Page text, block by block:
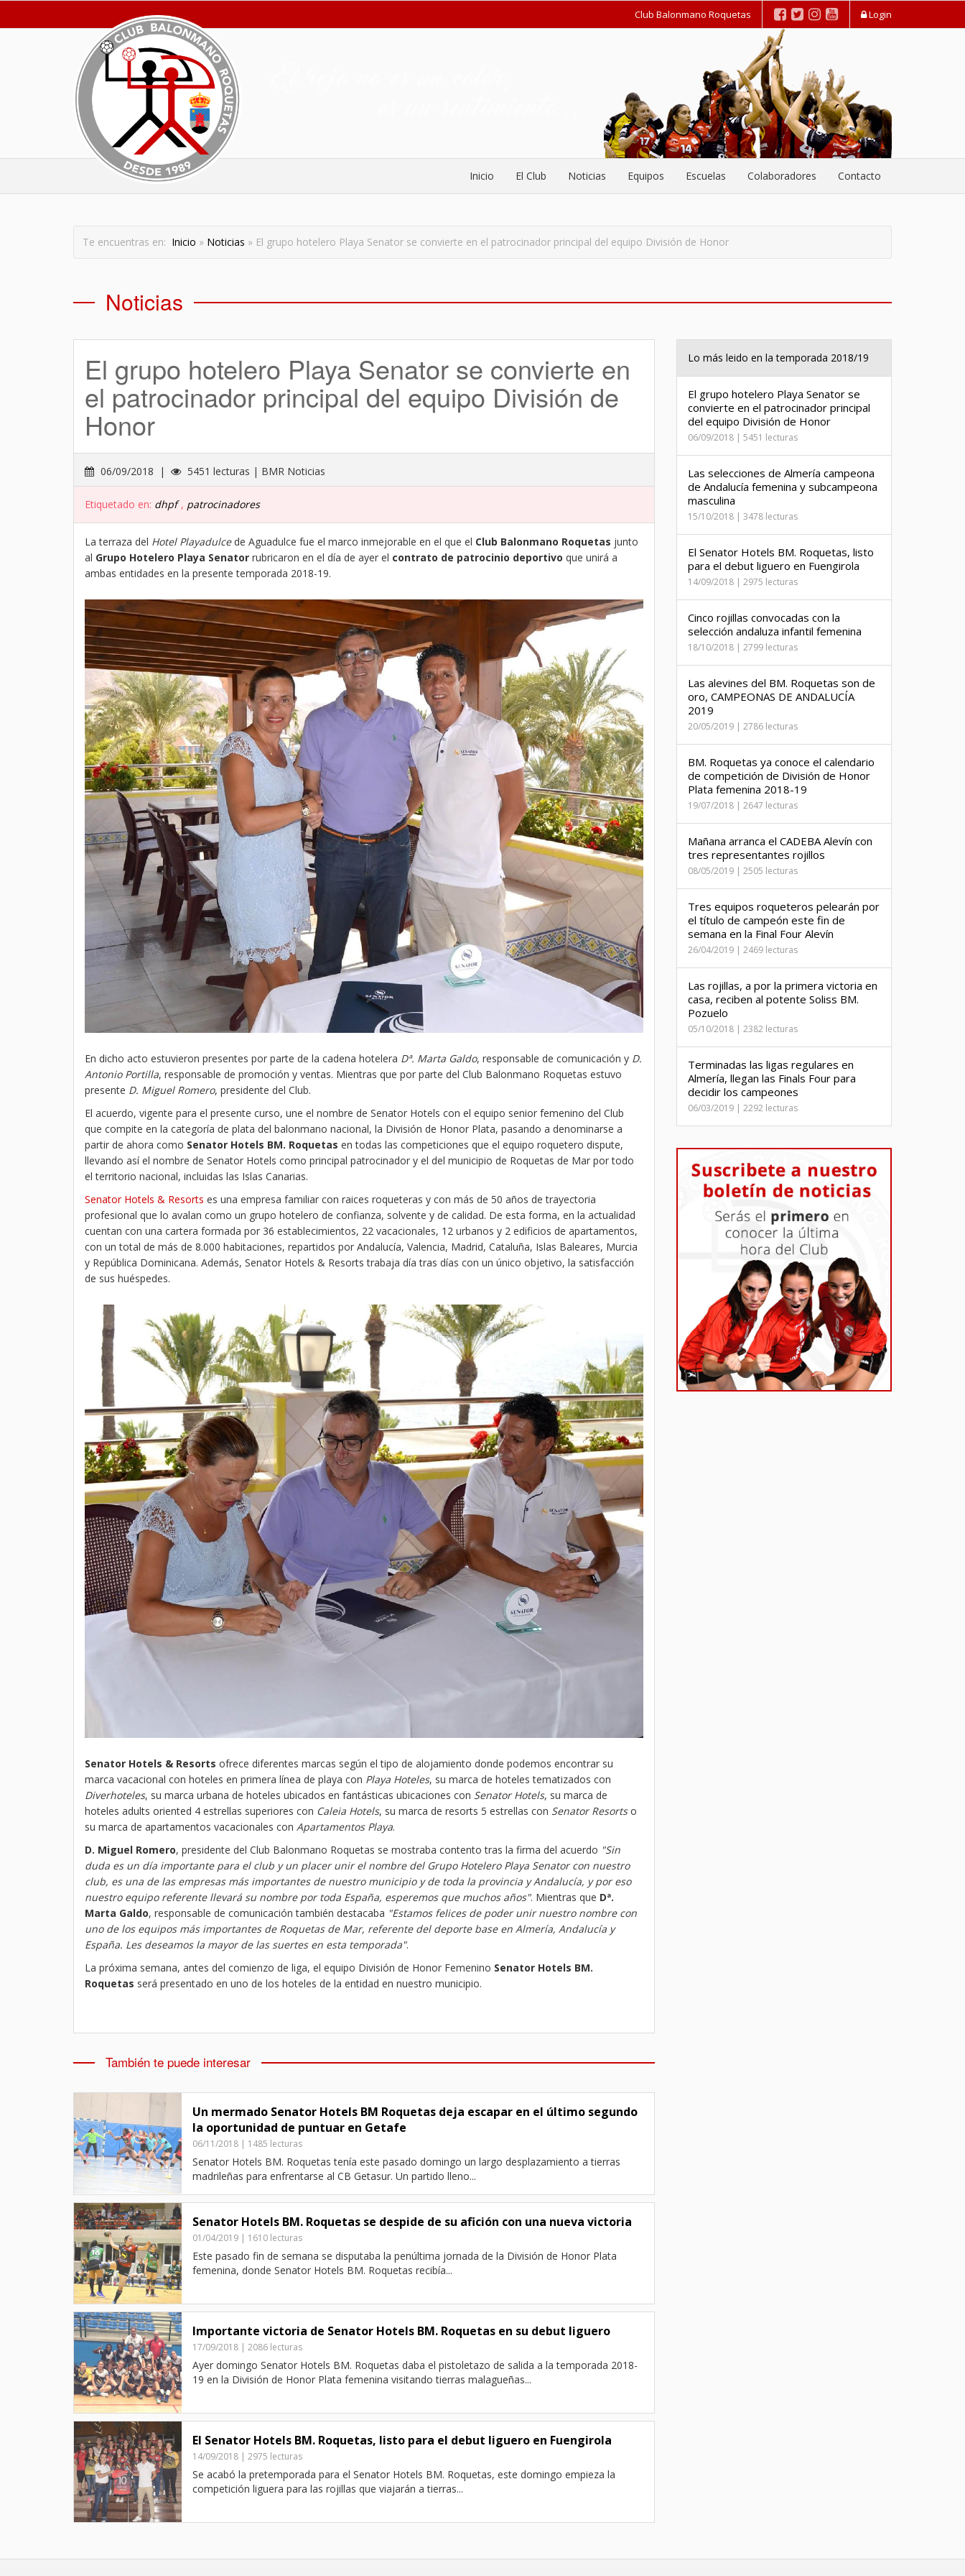
Login
Club Balonmano Roquetas
Inicio El Club Noticias Equipos Escuelas Colaboradores Contacto
Te encuentras en: Inicio » Noticias » El grupo hotelero Playa Senator se convierte en el patrocinador principal del equipo División de Honor
Noticias
El grupo hotelero Playa Senator se convierte en
el patrocinador principal del equipo División de
Honor
06/09/2018 | 5451 lecturas | BMR Noticias
Etiquetado en: dhpf , patrocinadores
La terraza del Hotel Playadulcede Aguadulce fue el marco inmejorable en el que el Club Balonmano Roquetas junto
al Grupo Hotelero Playa Senator rubricaron en el día de ayer el contrato de patrocinio deportivo que unirá a
ambas entidades en la presente temporada 2018-19.
En dicho acto estuvieron presentes por parte de la cadena hotelera Dª. Marta Galdo, responsable de comunicación y D.
Antonio Portilla, responsable de promoción y ventas. Mientras que por parte del Club Balonmano Roquetas estuvo
presente D. Miguel Romero, presidente del Club.
El acuerdo, vigente para el presente curso, une el nombre de Senator Hotels con el equipo senior femenino del Club
que compite en la categoría de plata del balonmano nacional, la División de Honor Plata, pasando a denominarse a
partir de ahora como Senator Hotels BM. Roquetas en todas las competiciones que el equipo roquetero dispute,
llevando así el nombre de Senator Hotels como principal patrocinador y el del municipio de Roquetas de Mar por todo
el territorio nacional, incluidas las Islas Canarias.
Senator Hotels & Resorts es una empresa familiar con raices roqueteras y con más de 50 años de trayectoria
profesional que lo avalan como un grupo hotelero de confianza, solvente y de calidad. De esta forma, en la actualidad
cuentan con una cartera formada por 36 establecimientos, 22 vacacionales, 12 urbanos y 2 edificios de apartamentos,
con un total de más de 8.000 habitaciones, repartidos por Andalucía, Valencia, Madrid, Cataluña, Islas Baleares, Murcia
y República Dominicana. Además, Senator Hotels & Resorts trabaja día tras días con un único objetivo, la satisfacción
de sus huéspedes.
Senator Hotels & Resorts ofrece diferentes marcas según el tipo de alojamiento donde podemos encontrar su
marca vacacional con hoteles en primera línea de playa con Playa Hoteles, su marca de hoteles tematizados con
Diverhoteles, su marca urbana de hoteles ubicados en fantásticas ubicaciones con Senator Hotels, su marca de
hoteles adults oriented 4 estrellas superiores con Caleia Hotels, su marca de resorts 5 estrellas con Senator Resortso
su marca de apartamentos vacacionales con Apartamentos Playa.
D. Miguel Romero, presidente del Club Balonmano Roquetas se mostraba contento tras la firma del acuerdo "Sin
duda es un día importante para el club y un placer unir el nombre del Grupo Hotelero Playa Senator con nuestro
club, es una de las empresas más importantes de nuestro municipio y de toda la provincia y Andalucía, y por eso
nuestro equipo referente llevará su nombre por toda España, esperemos que muchos años". Mientras que Dª.
Marta Galdo, responsable de comunicación también destacaba "Estamos felices de poder unir nuestro nombre con
uno de los equipos más importantes de Roquetas de Mar, referente del deporte base en Almería, Andalucía y
España. Les deseamos la mayor de las suertes en esta temporada".
La próxima semana, antes del comienzo de liga, el equipo División de Honor Femenino Senator Hotels BM.
Roquetas será presentado en uno de los hoteles de la entidad en nuestro municipio.
También te puede interesar
Un mermado Senator Hotels BM Roquetas deja escapar en el último segundo
la oportunidad de puntuar en Getafe
06/11/2018 | 1485 lecturas
Senator Hotels BM. Roquetas tenía este pasado domingo un largo desplazamiento a tierras
madrileñas para enfrentarse al CB Getasur. Un partido lleno...
Senator Hotels BM. Roquetas se despide de su afición con una nueva victoria
01/04/2019 | 1610 lecturas
Este pasado fin de semana se disputaba la penúltima jornada de la División de Honor Plata
femenina, donde Senator Hotels BM. Roquetas recibía...
Importante victoria de Senator Hotels BM. Roquetas en su debut liguero
17/09/2018 | 2086 lecturas
Ayer domingo Senator Hotels BM. Roquetas daba el pistoletazo de salida a la temporada 2018-
19 en la División de Honor Plata femenina visitando tierras malagueñas...
El Senator Hotels BM. Roquetas, listo para el debut liguero en Fuengirola
14/09/2018 | 2975 lecturas
Se acabó la pretemporada para el Senator Hotels BM. Roquetas, este domingo empieza la
competición liguera para las rojillas que viajarán a tierras...
Lo más leido en la temporada 2018/19
El grupo hotelero Playa Senator se
convierte en el patrocinador principal
del equipo División de Honor
06/09/2018 | 5451 lecturas
Las selecciones de Almería campeona
de Andalucía femenina y subcampeona
masculina
15/10/2018 | 3478 lecturas
El Senator Hotels BM. Roquetas, listo
para el debut liguero en Fuengirola
14/09/2018 | 2975 lecturas
Cinco rojillas convocadas con la
selección andaluza infantil femenina
18/10/2018 | 2799 lecturas
Las alevines del BM. Roquetas son de
oro, CAMPEONAS DE ANDALUCÍA
2019
20/05/2019 | 2786 lecturas
BM. Roquetas ya conoce el calendario
de competición de División de Honor
Plata femenina 2018-19
19/07/2018 | 2647 lecturas
Mañana arranca el CADEBA Alevín con
tres representantes rojillos
08/05/2019 | 2505 lecturas
Tres equipos roqueteros pelearán por
el título de campeón este fin de
semana en la Final Four Alevín
26/04/2019 | 2469 lecturas
Las rojillas, a por la primera victoria en
casa, reciben al potente Soliss BM.
Pozuelo
05/10/2018 | 2382 lecturas
Terminadas las ligas regulares en
Almería, llegan las Finals Four para
decidir los campeones
06/03/2019 | 2292 lecturas